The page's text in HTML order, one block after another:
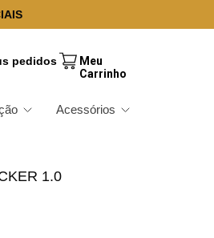
pedidos
Acessórios
1.0